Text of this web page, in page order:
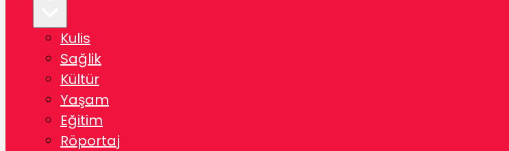
Kulis
Sağlik
Kültür
Yaşam
Eğitim
Röportaj